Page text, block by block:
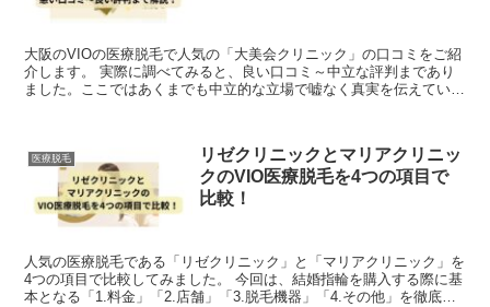
大阪のVIOの医療脱毛で人気の「大美会クリニック」の口コミをご紹
介します。 実際に調べてみると、良い口コミ～中立な評判まであり
ました。ここではあくまでも中立的な立場で嘘なく真実を伝えていけ
医療脱毛
リゼクリニックとマリアクリニッ
クのVIO医療脱毛を4つの項目で
比較！
人気の医療脱毛である「リゼクリニック」と「マリアクリニック」を
4つの項目で比較してみました。 今回は、結婚指輪を購入する際に基
本となる「1.料金」「2.店舗」「3.脱毛機器」「4.その他」を徹底比